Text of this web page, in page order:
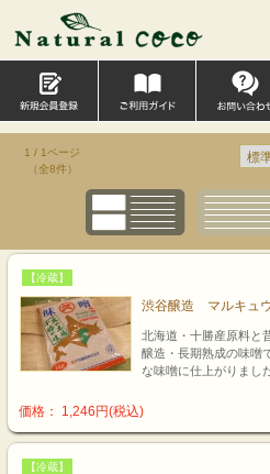
1 / 1ページ
（全8件）
【冷蔵】
渋谷醸造 マルキュ
北海道・十勝産原料と
醸造・長期熟成の味噌
な味噌に仕上がりまし
価格： 1,246円(税込)
【冷蔵】